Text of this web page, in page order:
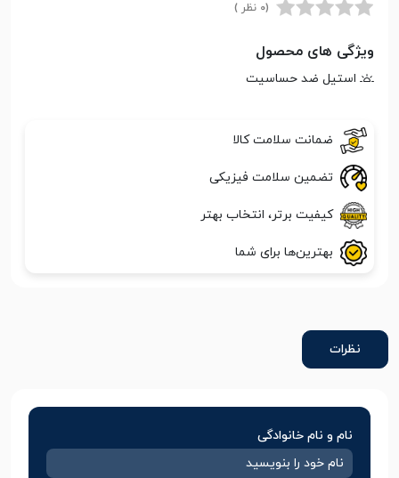
(0 نظر )
ویژگی های محصول
استیل ضد حساسیت
ضمانت سلامت کالا
تضمین سلامت فیزیکی
کیفیت برتر، انتخاب بهتر
بهترین‌ها برای شما
نظرات
نام و نام خانوادگی